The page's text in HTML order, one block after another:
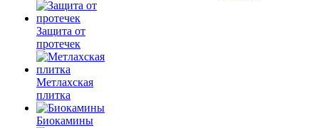
Защита от
протечек
Метлахская
плитка
Биокамины